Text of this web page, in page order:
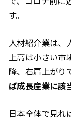
す。
人材紹介業は、
上高は小さい市
降、右肩上がり
ば成長産業に該
日本全体で見れ